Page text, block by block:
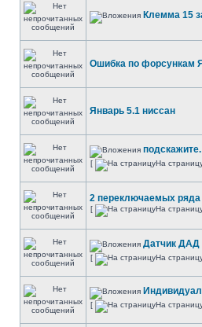
Клемма 15
Ошибка по форсункам
Январь 5.1 ниссан
[ На
2 переключаемых ряда
[ На
Датчик ДАД
[ На
[ На